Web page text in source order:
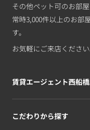
その他ペット可のお部
常時3,000件以上のお部
す。
お気軽にご来店ください
賃貸エージェント西船
こだわりから探す